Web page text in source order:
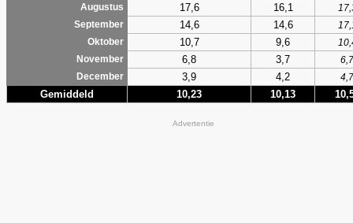
Augustus
17,6 16,1
September
14,6 14,6
Oktober
10,7 9,6
November
6,8 3,7
6,7
December
3,9 4,2 4,7
Gemiddeld 10,23 10,13
Advertentie